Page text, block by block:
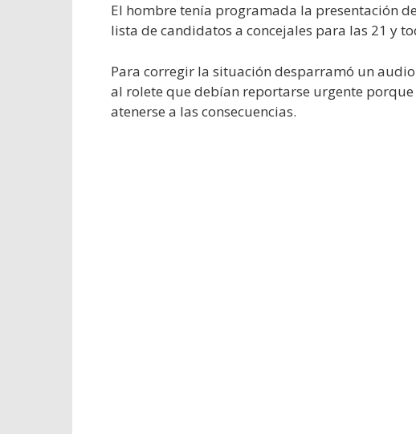
El hombre tenía programada la presentación
lista de candidatos a concejales para las 21 y
Para corregir la situación desparramó un
al rolete que debían reportarse urgente
atenerse a las consecuencias.